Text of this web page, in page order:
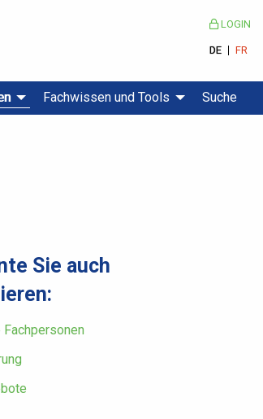
LOGIN
DE FR
Fachwissen und Tools Suche
Sie auch